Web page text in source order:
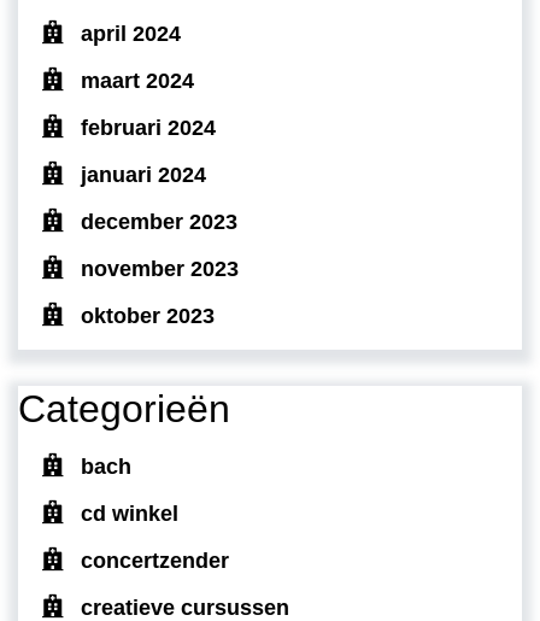
april 2024
maart 2024
februari 2024
januari 2024
december 2023
november 2023
oktober 2023
Categorieën
bach
cd winkel
concertzender
creatieve cursussen